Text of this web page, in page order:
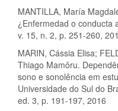
MANTILLA, María
¿Enfermedad o conducta
v. 15, n. 2, p. 251-260,
MARIN, Cássia Elisa;
Thiago Mamôru.
sono e sonolência em
Universidade do Sul do
ed. 3, p. 191-197, 2016